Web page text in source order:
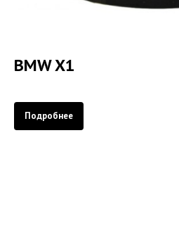
BMW X1
Подробнее